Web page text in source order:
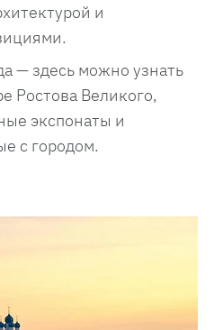
и
— здесь можно узнать
Ростова Великого,
экспонаты и
с городом.